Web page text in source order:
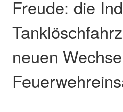
Freude: die
neuen